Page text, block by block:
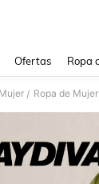
Ofertas Ropa
/ Ropa de Mujer